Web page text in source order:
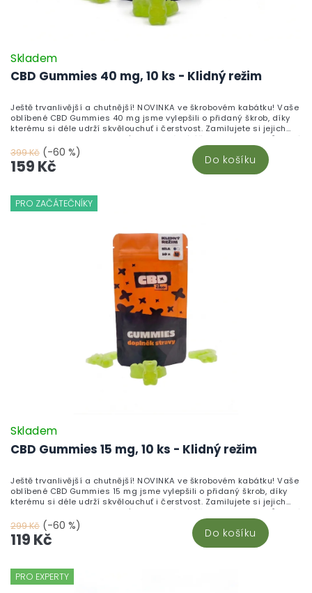
CBD Gummies 40 mg, 10 ks - Klidný režim
Skladem
399 Kč (-60 %)
159 Kč Do košíku
Ještě trvanlivější a chutnější! NOVINKA ve škrobovém kabátku! Vaše
oblíbené CBD Gummies 40 mg jsme vylepšili o přidaný škrob, díky
kterému si déle udrží skvělouchuť i čerstvost. Zamilujete si jejich
neodolatelnou sladkou chuť a blahodárné účinky kanabinoidů, které
pomáhají zklidnit tělo i mysl. Vyrobeno v České republice z vysoce
kvalitního CBD izolátu a testováno v nezávislých laboratořích pro
maximální kvalitu a bezpečnost.Chuť, která vydrží. Účinky, které
PRO ZAČÁTEČNÍKY
CBD Gummies 15 mg, 10 ks - Klidný režim
Skladem
299 Kč (-60 %)
119 Kč Do košíku
Ještě trvanlivější a chutnější! NOVINKA ve škrobovém kabátku! Vaše
oblíbené CBD Gummies 15 mg jsme vylepšili o přidaný škrob, díky
kterému si déle udrží skvělouchuť i čerstvost. Zamilujete si jejich
neodolatelnou sladkou chuť a blahodárné účinky kanabinoidů, které
pomáhají zklidnit tělo i mysl. Vyrobeno v České republice z vysoce
kvalitního CBD izolátu a testováno v nezávislých laboratořích pro
maximální kvalitu a bezpečnost. Chuť, která vydrží. Účinky, které
PRO EXPERTY